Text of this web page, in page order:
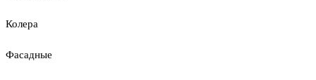
Колера
Фасадные